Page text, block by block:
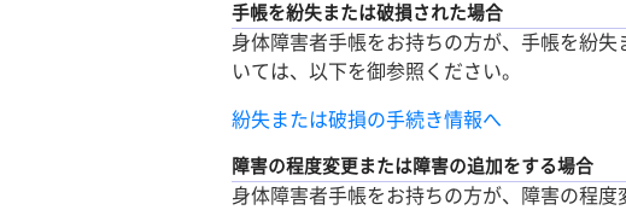
手帳を紛失または破損された場合
身体障害者手帳をお持ちの方が、手帳を紛
いては、以下を御参照ください。
紛失または破損の手続き情報へ
障害の程度変更または障害の追加をする場合
身体障害者手帳をお持ちの方が、障害の程